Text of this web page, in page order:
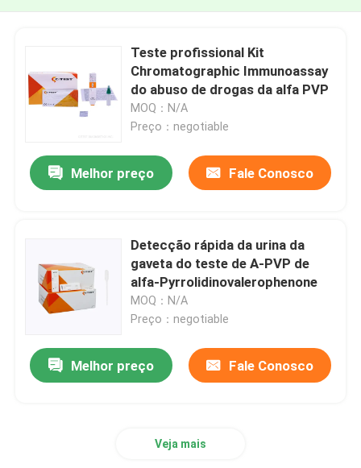
Teste profissional Kit
Chromatographic Immunoassay
do abuso de drogas da alfa PVP
MOQ：N/A
Preço：negotiable
Melhor preço Fale Conosco
Detecção rápida da urina da
gaveta do teste de Α-PVP de
alfa-Pyrrolidinovalerophenone
MOQ：N/A
Preço：negotiable
Melhor preço Fale Conosco
Veja mais